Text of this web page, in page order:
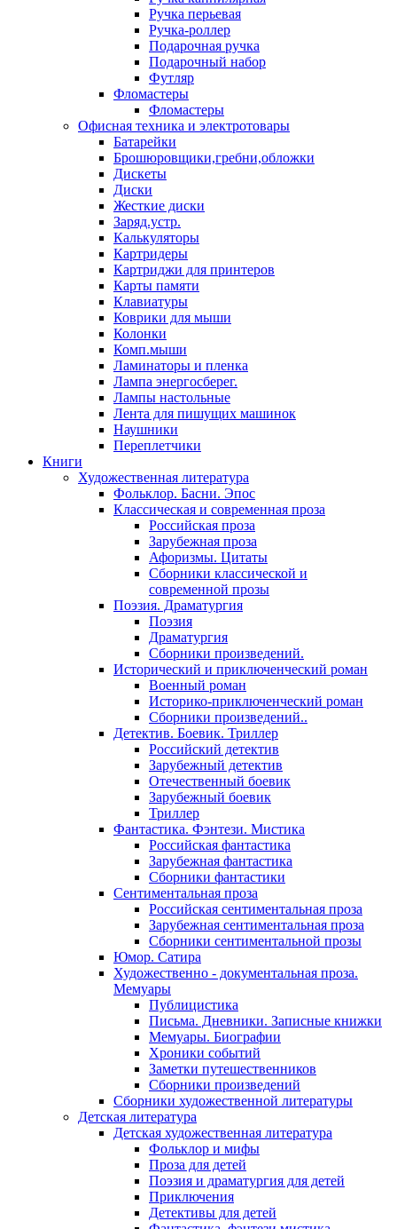
Ручка перьевая
Ручка-роллер
Подарочная ручка
Подарочный набор
Футляр
Фломастеры
Фломастеры
Офисная техника и электротовары
Батарейки
Брошюровщики,гребни,обложки
Дискеты
Диски
Жесткие диски
Заряд.устр.
Калькуляторы
Картридеры
Картриджи для принтеров
Карты памяти
Клавиатуры
Коврики для мыши
Колонки
Комп.мыши
Ламинаторы и пленка
Лампа энергосберег.
Лампы настольные
Лента для пишущих машинок
Наушники
Переплетчики
Книги
Художественная литература
Фольклор. Басни. Эпос
Классическая и современная проза
Российская проза
Зарубежная проза
Афоризмы. Цитаты
Сборники классической и
современной прозы
Поэзия. Драматургия
Поэзия
Драматургия
Сборники произведений.
Исторический и приключенческий роман
Военный роман
Историко-приключенческий роман
Сборники произведений..
Детектив. Боевик. Триллер
Российский детектив
Зарубежный детектив
Отечественный боевик
Зарубежный боевик
Триллер
Фантастика. Фэнтези. Мистика
Российская фантастика
Зарубежная фантастика
Сборники фантастики
Сентиментальная проза
Российская сентиментальная проза
Зарубежная сентиментальная проза
Сборники сентиментальной прозы
Юмор. Сатира
Художественно - документальная проза.
Мемуары
Публицистика
Письма. Дневники. Записные книжки
Мемуары. Биографии
Хроники событий
Заметки путешественников
Сборники произведений
Сборники художественной литературы
Детская литература
Детская художественная литература
Фольклор и мифы
Проза для детей
Поэзия и драматургия для детей
Приключения
Детективы для детей